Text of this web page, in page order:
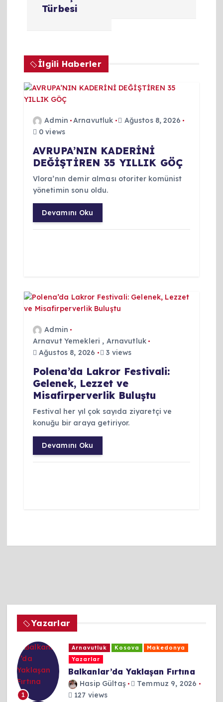
e
z
m
Türbesi
İlgili Haberler
Admin Arnavutluk
Ağustos 8, 2026
0 views
AVRUPA’NIN KADERİNİ
DEĞİŞTİREN 35 YILLIK GÖÇ
Vlora’nın demir alması otoriter komünist
yönetimin sonu oldu.
Devamını Oku
Admin
Arnavut Yemekleri , Arnavutluk
Ağustos 8, 2026
3 views
Polena’da Lakror Festivali:
Gelenek, Lezzet ve
Misafirperverlik Buluştu
Festival her yıl çok sayıda ziyaretçi ve
konuğu bir araya getiriyor.
Devamını Oku
Yazarlar
1
Arnavutluk Kosova
Makedonya
Yazarlar
Balkanlar’da Yaklaşan Fırtına
Hasip Gültaş
Temmuz 9, 2026
127 views